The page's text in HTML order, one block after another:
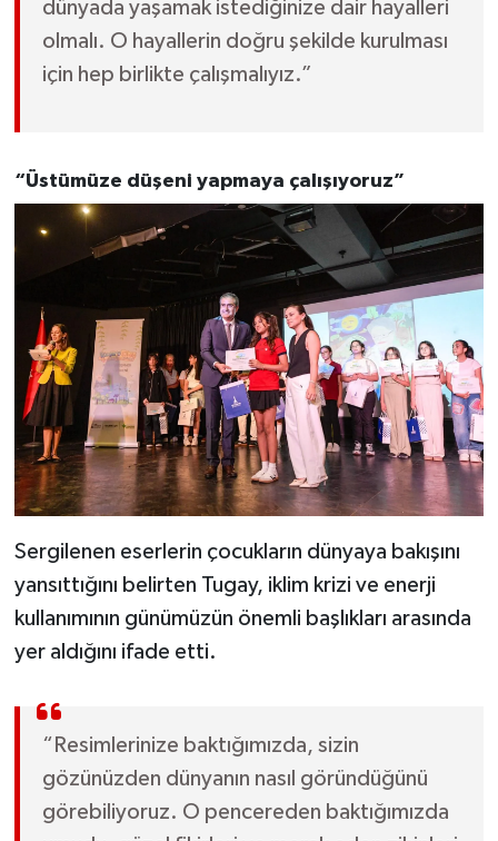
dünyada yaşamak istediğinize dair hayalleri
olmalı. O hayallerin doğru şekilde kurulması
için hep birlikte çalışmalıyız.”
“Üstümüze düşeni yapmaya çalışıyoruz”
Sergilenen eserlerin çocukların dünyaya bakışını
yansıttığını belirten Tugay, iklim krizi ve enerji
kullanımının günümüzün önemli başlıkları arasında
yer aldığını ifade etti.
“Resimlerinize baktığımızda, sizin
gözünüzden dünyanın nasıl göründüğünü
görebiliyoruz. O pencereden baktığımızda